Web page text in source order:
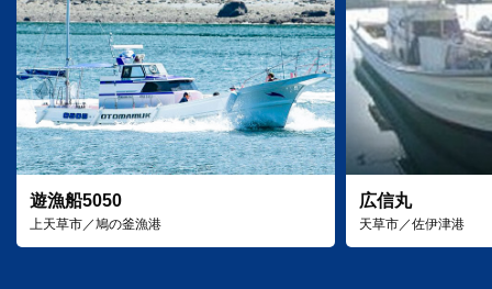
遊漁船5050
上天草市／鳩の釜漁港
広信丸
天草市／佐伊津港